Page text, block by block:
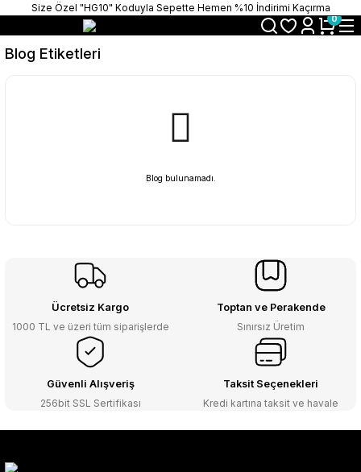
Size Özel "HG10" Koduyla Sepette Hemen %10 İndirimi Kaçırma
0
Blog Etiketleri
Blog bulunamadı.
Ücretsiz Kargo
1000 TL ve üzeri tüm siparişlerde
Toptan ve Perakende
Sınırsız Üretim
Güvenli Alışveriş
256bit SSL Sertifikası
Taksit Seçenekleri
Kredi kartına taksit ve havale